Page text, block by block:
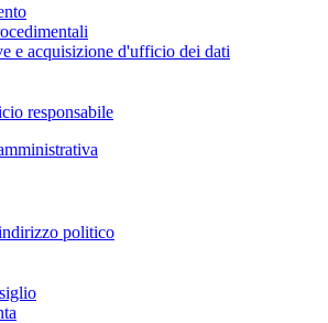
e acquisizione d'ufficio dei dati
responsabile
politico